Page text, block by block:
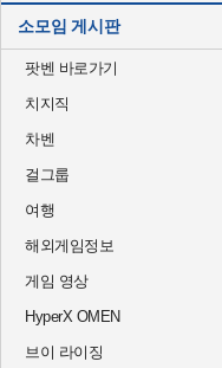
소모임 게시판
팟벤 바로가기
치지직
차벤
걸그룹
여행
해외게임정보
게임 영상
HyperX OMEN
브이 라이징